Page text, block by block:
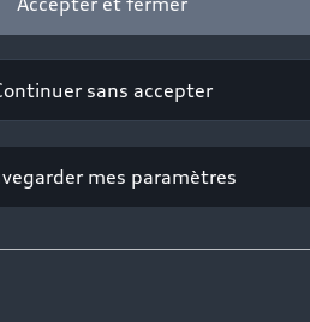
sans accepter
mes paramètres